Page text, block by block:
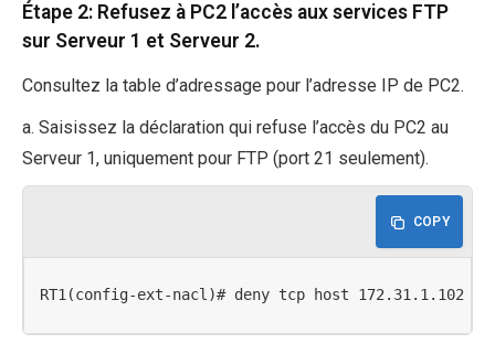
Étape 2: Refusez à PC2 l’accès aux services FTP
sur Serveur 1 et Serveur 2.
Consultez la table d’adressage pour l’adresse IP de PC2.
a. Saisissez la déclaration qui refuse l’accès du PC2 au
Serveur 1, uniquement pour FTP (port 21 seulement).
COPY
RT1(config-ext-nacl)# deny tcp host 172.31.1.102